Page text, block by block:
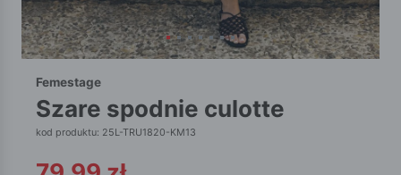
Femestage
szare spodnie culotte
kod produktu: 25L-TRU1820-KM13